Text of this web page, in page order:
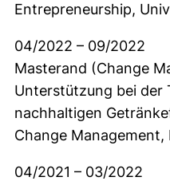
Entrepreneurship,
04/2022 – 09/2022
Masterand (Change
Unterstützung bei der
nachhaltigen
Change Management,
04/2021 – 03/2022